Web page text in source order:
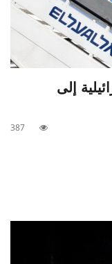
إلى
387